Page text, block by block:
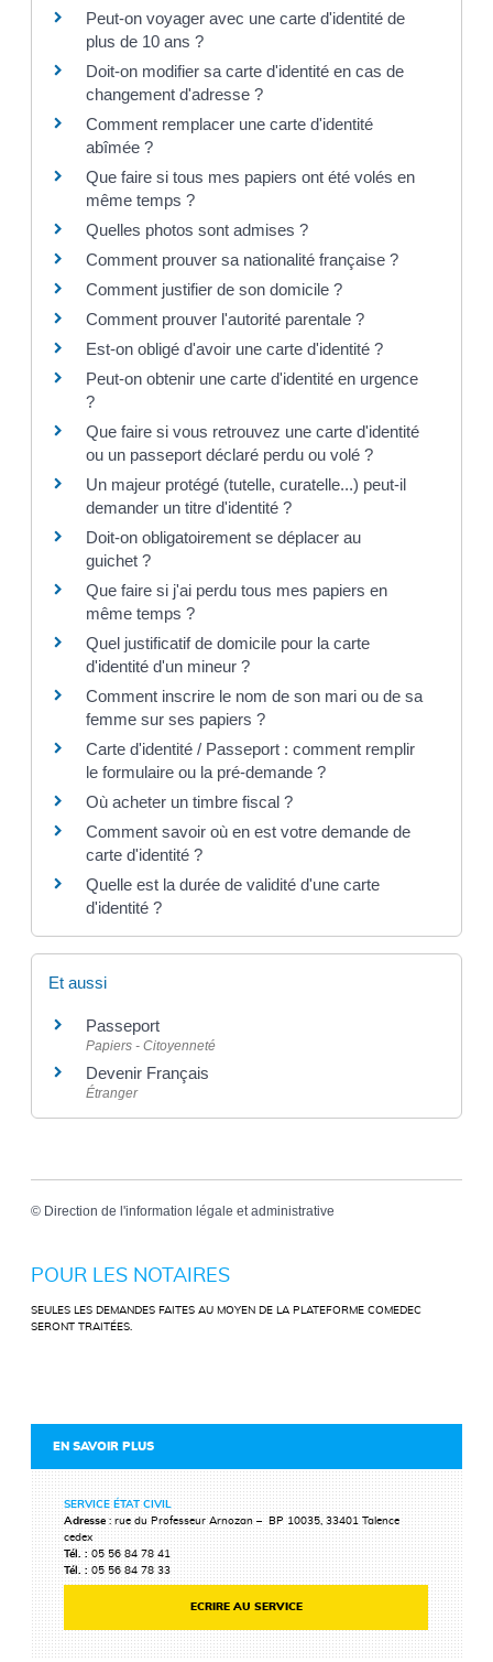
Peut-on voyager avec une carte d'identité de
plus de 10 ans ?
Doit-on modifier sa carte d'identité en cas de
changement d'adresse ?
Comment remplacer une carte d'identité
abîmée ?
Que faire si tous mes papiers ont été volés en
même temps ?
Quelles photos sont admises ?
Comment prouver sa nationalité française ?
Comment justifier de son domicile ?
Comment prouver l'autorité parentale ?
Est-on obligé d'avoir une carte d'identité ?
Peut-on obtenir une carte d'identité en urgence
?
Que faire si vous retrouvez une carte d'identité
ou un passeport déclaré perdu ou volé ?
Un majeur protégé (tutelle, curatelle...) peut-il
demander un titre d'identité ?
Doit-on obligatoirement se déplacer au
guichet ?
Que faire si j'ai perdu tous mes papiers en
même temps ?
Quel justificatif de domicile pour la carte
d'identité d'un mineur ?
Comment inscrire le nom de son mari ou de sa
femme sur ses papiers ?
Carte d'identité / Passeport : comment remplir
le formulaire ou la pré-demande ?
Où acheter un timbre fiscal ?
Comment savoir où en est votre demande de
carte d'identité ?
Quelle est la durée de validité d'une carte
d'identité ?
Et aussi
Passeport
Papiers - Citoyenneté
Devenir Français
Étranger
© Direction de l'information légale et administrative
POUR LES NOTAIRES
SEULES LES DEMANDES FAITES AU MOYEN DE LA PLATEFORME COMEDEC
SERONT TRAITÉES.
EN SAVOIR PLUS
SERVICE ÉTAT CIVIL
Adresse : rue du Professeur Arnozan – BP 10035, 33401 Talence
cedex
Tél. :05 56 84 78 41
Tél. :05 56 84 78 33
ECRIRE AU SERVICE